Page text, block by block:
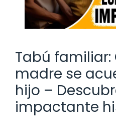
Tabú
madre se
hijo –
impactante